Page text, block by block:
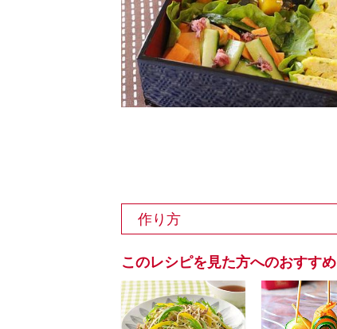
作り方
このレシピを見た方へのおすすめ